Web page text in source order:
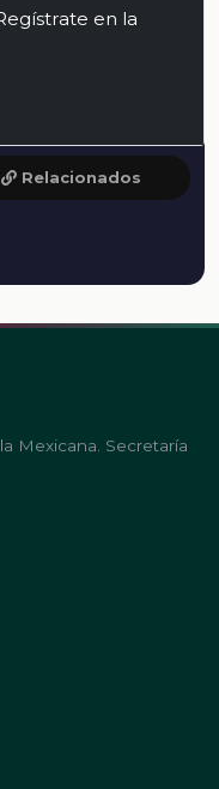
en la
Relacionados
Mexicana. Secretaría